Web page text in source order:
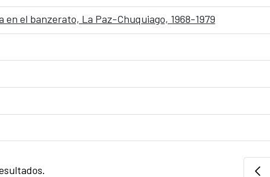
el banzerato, La Paz-Chuquiago, 1968-1979